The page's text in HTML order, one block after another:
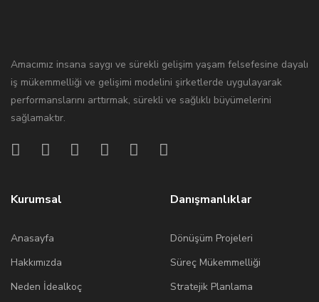
Amacımız insana saygı ve sürekli gelişim yaşam felsefesine dayalı
iş mükemmelliği ve gelişimi modelini şirketlerde uygulayarak
performanslarını arttırmak, sürekli ve sağlıklı büyümelerini
sağlamaktır.
Kurumsal
Anasayfa
Hakkımızda
Neden İdealkoç
Danışmanlıklar
Dönüşüm Projeleri
Süreç Mükemmelliği
Stratejik Planlama